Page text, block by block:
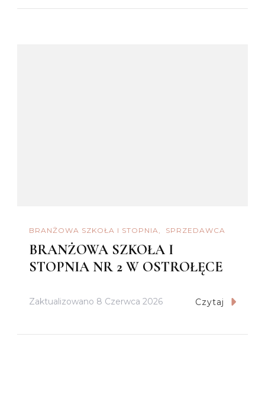
BRANŻOWA SZKOŁA I STOPNIA SPRZEDAWCA
BRANŻOWA SZKOŁA I
STOPNIA NR 2 W OSTROŁĘCE
Zaktualizowano 8 Czerwca 2026 Czytaj